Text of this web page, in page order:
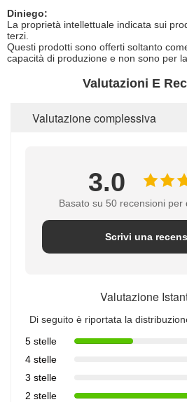
Diniego:
La proprietà intellettuale indicata sui
terzi.
Questi prodotti sono offerti soltanto
capacità di produzione e non sono per
Valutazioni E
Valutazione complessiva
3.0
Basato su 50 recensioni per
Scrivi una
Valutazione
Di seguito è riportata la
5 stelle
4 stelle
3 stelle
2 stelle